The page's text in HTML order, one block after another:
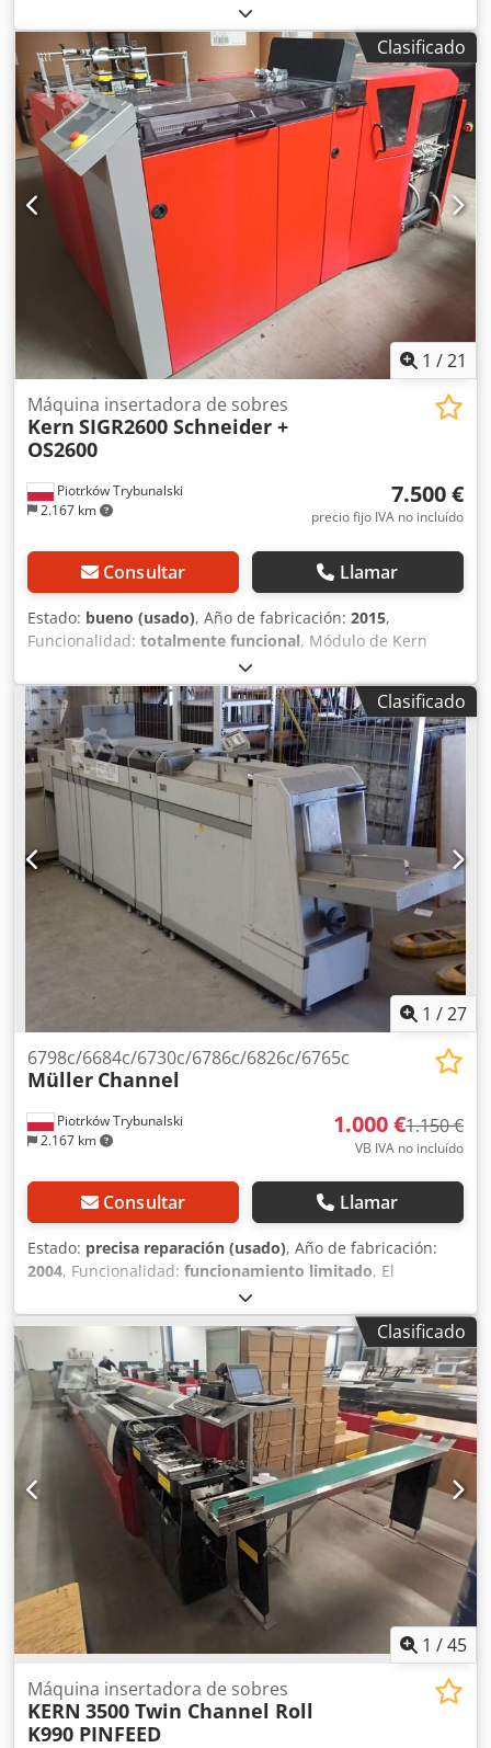
Falta un elemento para la instalación del motor: número
de pieza: 2032468.001 Brida de motor ELMO Crsdpfey Iwq
Njx Ak Uef
Clasificado
1 /21
Piotrków Trybunalski
2.167 km
Máquina insertadora de sobres
Kern SIGR2600 Schneider +
OS2600
7.500 €
precio fijo IVA no incluído
Consultar Llamar
Estado: bueno (usado), Año de fabricación: 2015,
Funcionalidad: totalmente funcional, Módulo de Kern
2600: Cortadora de Formularios Continuos SIGR derecha
con estación de opciones K2600 Crodpfx Akey Iwn Us Usf
Clasificado
1 /27
Piotrków Trybunalski
2.167 km
6798c/6684c/6730c/6786c/6826c/6765c
Müller Channel
1.000 €1.150 €
VB IVA no incluído
Consultar Llamar
Estado: precisa reparación (usado), Año de fabricación:
2004, Funcionalidad: funcionamiento limitado, El
dispositivo está completo y en funcionamiento:
anteriormente trabajó junto con una ensobradora Pitney
Bowes XPV. El problema a reparar se refiere únicamente a
la lectura. Credpfx Aeyq Rm Usk Usf
Clasificado
1 /45
Máquina insertadora de sobres
KERN 3500 Twin Channel Roll
K990 PINFEED